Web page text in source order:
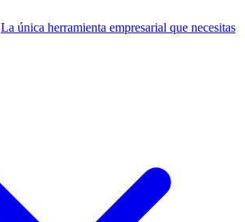
La única herramienta empresarial que necesitas